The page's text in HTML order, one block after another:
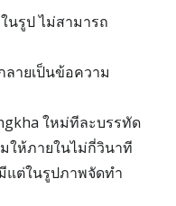
นรูป ไม่สามารถ
ลายเป็นข้อความ
ใหม่ทีละบรรทัด
ให้ภายในไม่กี่วินาที
แต่ในรูปภาพจัดทำ